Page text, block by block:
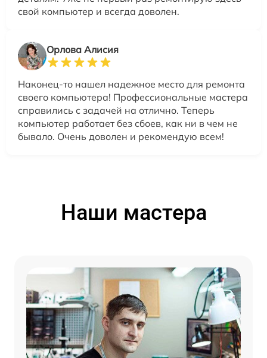
свой компьютер и всегда доволен.
Орлова Алисия
Наконец-то нашел надежное место для ремонта
своего компьютера! Профессиональные мастера
справились с задачей на отлично. Теперь
компьютер работает без сбоев, как ни в чем не
бывало. Очень доволен и рекомендую всем!
Наши мастера